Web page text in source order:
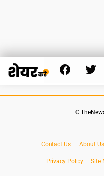
©
Contact Us About Us
Privacy Policy Site